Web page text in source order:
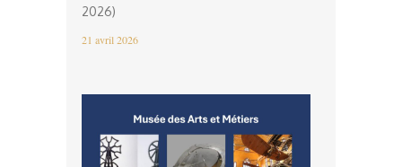
2026)
21 avril 2026